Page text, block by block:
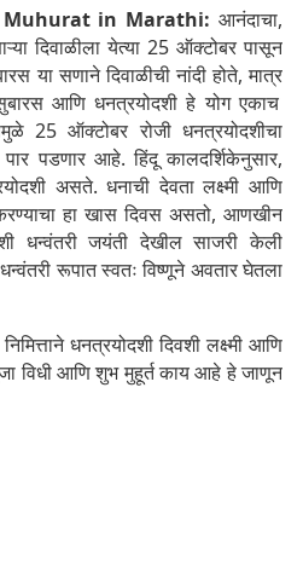
in Marathi: आनंदाचा,
दिवाळीला येत्या 25 ऑक्टोबर पासून
या सणाने दिवाळीची नांदी होते, मात्र
आणि धनत्रयोदशी हे योग एकाच
25 ऑक्टोबर रोजी धनत्रयोदशीचा
पडणार आहे. हिंदू कालदर्शिकेनुसार,
असते. धनाची देवता लक्ष्मी आणि
हा खास दिवस असतो, आणखीन
धन्वंतरी जयंती देखील साजरी केली
रूपात स्वतः विष्णूने अवतार घेतला
धनत्रयोदशी दिवशी लक्ष्मी आणि
विधी आणि शुभ मुहूर्त काय आहे हे जाणून